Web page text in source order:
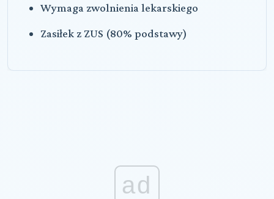
Wymaga zwolnienia lekarskiego
Zasiłek z ZUS (80% podstawy)
ad